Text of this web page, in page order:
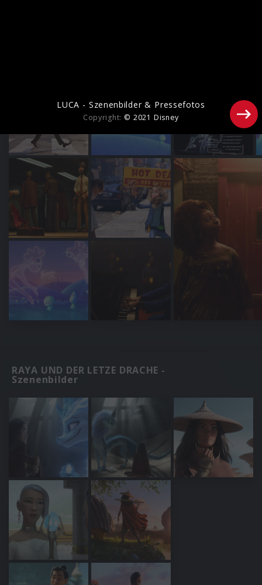
RAYA UND DER LETZE DRACHE -
Szenenbilder
LUCA - Szenenbilder & Pressefotos
Copyright: © 2021 Disney